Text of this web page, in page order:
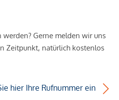
werden? Gerne melden wir uns
Zeitpunkt, natürlich kostenlos
hier Ihre Rufnummer ein